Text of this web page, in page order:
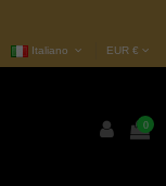
Italiano
EUR €
0